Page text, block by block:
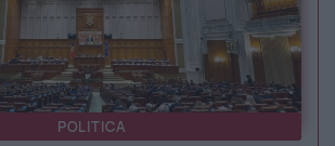
POLITICA